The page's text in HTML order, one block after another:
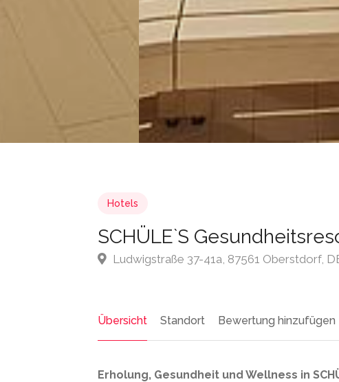
Hotels
SCHÜLE`S
Ludwigstraße 37-41a, 87561 Oberstdorf,
Übersicht Standort Bewertung hinzufügen
Erholung, Gesundheit und Wellness in